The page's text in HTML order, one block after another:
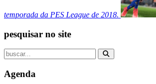
temporada da PES League de 2018.
pesquisar no site
Agenda